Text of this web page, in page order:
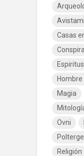
Casas
Espiritus
Hombre
Magia
Ovni
Religión